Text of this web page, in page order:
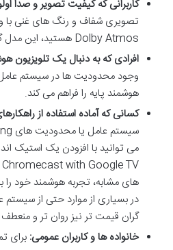
کاربرانی که کیفیت تصویر و صدا
Dolby Atmos هستید، این مدل گزینه مناسبی است.
افرادی که به دنبال یک تلویزیون
وجود محدودیت ها در سیستم
هوشمند پایه را فراهم می کند.
کسانی که آماده استفاده از
های مشابه، تجربه هوشمند خود را
در بسیاری از موارد حتی از
گران قیمت تر نیز روان تر و
خانواده ها و کاربران عمومی: برای